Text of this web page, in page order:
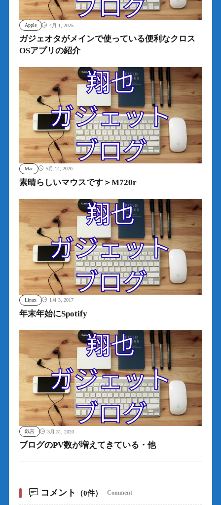
Apple 4月 1, 2025
ガジェオタがメインで使っている便利なクロス
OSアプリの紹介
Mac 5月 14, 2020
素晴らしいマウスです＞M720r
Linux 1月 3, 2017
年末年始にSpotify
戯言 3月 31, 2020
ブログのPV数が増えてきている・他
コメント （0件） Comment